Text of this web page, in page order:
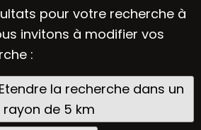
pour votre recherche à
invitons à modifier vos
:
la recherche dans un
rayon de 5 km